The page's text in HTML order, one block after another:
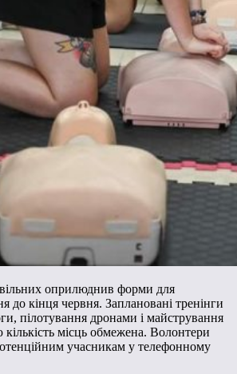
оприлюднив форми для
до кінця червня. Заплановані тренінги
пілотування дронами і майстрування
місць обмежена. Волонтери
учасникам у телефонному